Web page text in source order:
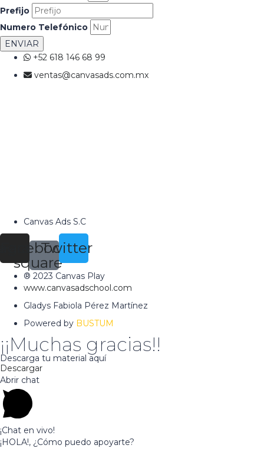
Prefijo
Numero Telefónico
ENVIAR
+52 618 146 68 99
ventas@canvasads.com.mx
Canvas Ads S.C
Facebook-
square
Twitter
® 2023 Canvas Play
www.canvasadschool.com
Gladys Fabiola Pérez Martínez
Powered by BUSTUM
¡¡Muchas gracias!!
Descarga tu material aquí
Descargar
Abrir chat
¡Chat en vivo!
¡HOLA!, ¿Cómo puedo apoyarte?